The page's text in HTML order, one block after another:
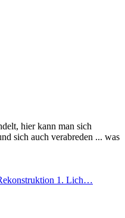
hier kann man sich
sich auch verabreden ... was
1. Lich…